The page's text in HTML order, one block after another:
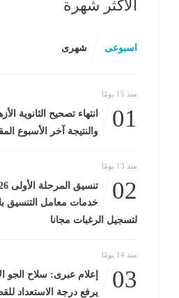
الأكثر شهرة
اسبوعى شهرى
منذ 15 يومًا
01
انتهاء تصحيح الثانوية
والنتيجة آخر الأسبوع
منذ 13 يومًا
02
خدمات معامل التنسيق
لتسجيل الرغبات مجانا
منذ 14 يومًا
03
إعلام عبرى: سلاح الجو
يرفع درجة الاستعداد